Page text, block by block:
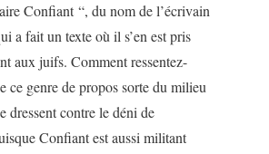
Confiant “, du nom de l’écrivain
a fait un texte où il s’en est pris
aux juifs. Comment ressentez-
ce genre de propos sorte du milieu
dressent contre le déni de
Confiant est aussi militant